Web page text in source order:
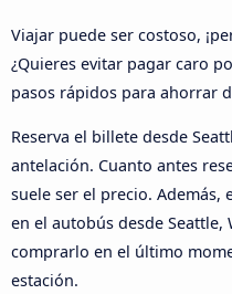
Viajar puede ser costoso,
¿Quieres evitar pagar caro
pasos rápidos para ahorrar
Reserva el billete desde
antelación. Cuanto antes
suele ser el precio. Además,
en el autobús desde Seattle,
comprarlo en el último
estación.